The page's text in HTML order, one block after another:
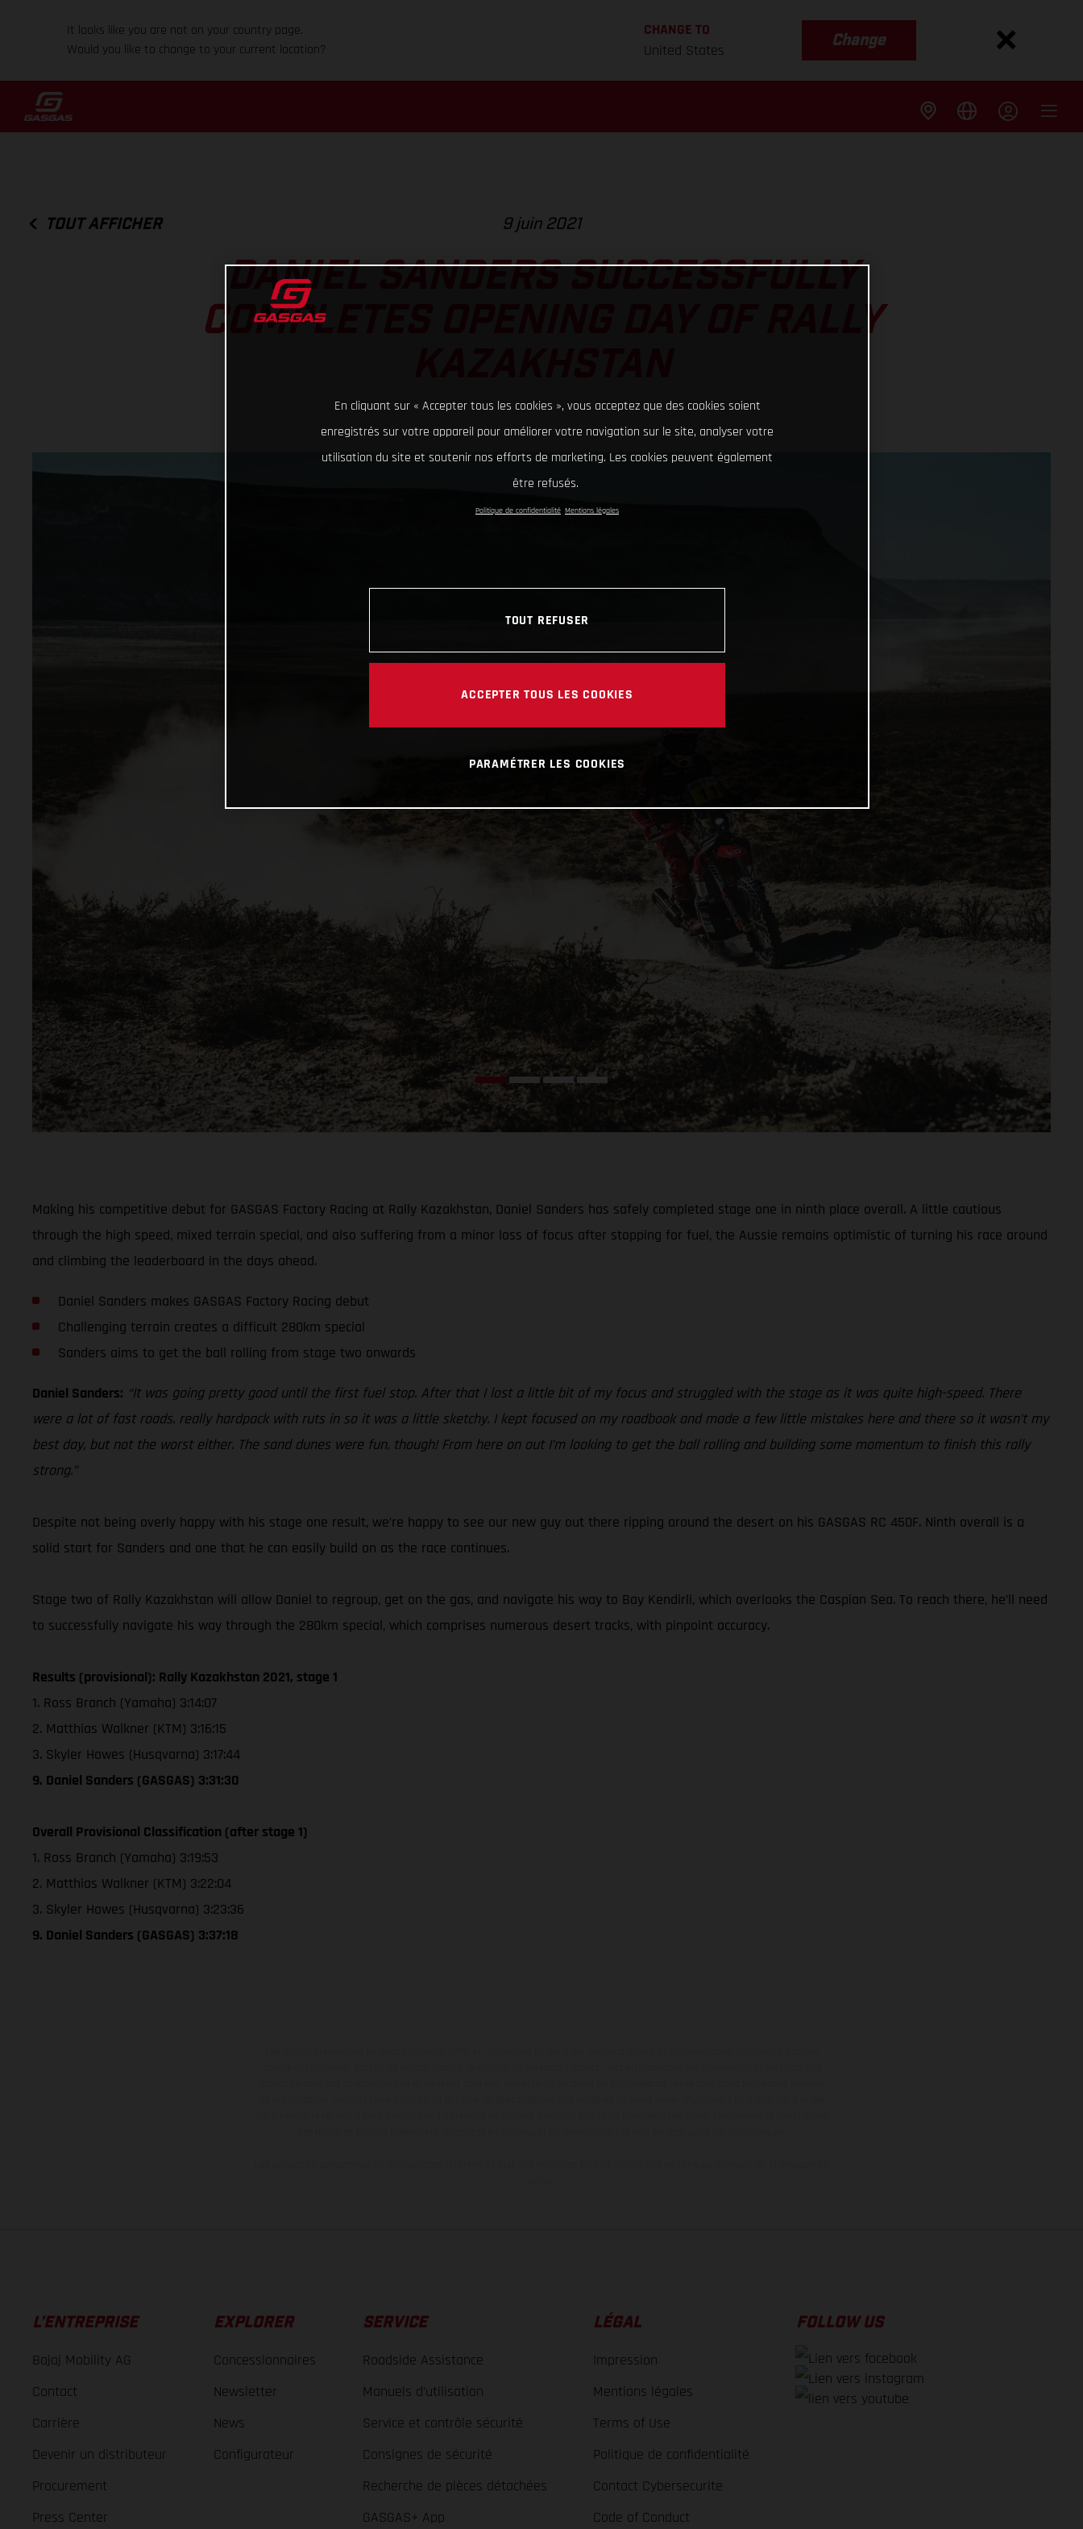
It looks like you are not on your country page.
Would you like to change to your current location?
CHANGE TO
United States
Change
TOUT AFFICHER 9 juin 2021
DANIEL SANDERS SUCCESSFULLY
COMPLETES OPENING DAY OF RALLY
Making his competitive debut for GASGAS Factory Racing at Rally Kazakhstan, Daniel Sanders has safely completed stage one in ninth place overall. A little cautious
through the high speed, mixed terrain special, and also suffering from a minor loss of focus after stopping for fuel, the Aussie remains optimistic of turning his race around
and climbing the leaderboard in the days ahead.
Daniel Sanders makes GASGAS Factory Racing debut
Challenging terrain creates a difficult 280km special
Sanders aims to get the ball rolling from stage two onwards
Daniel Sanders: “It was going pretty good until the first fuel stop. After that I lost a little bit of my focus and struggled with the stage as it was quite high-speed. There
were a lot of fast roads, really hardpack with ruts in so it was a little sketchy. I kept focused on my roadbook and made a few little mistakes here and there so it wasn’t my
best day, but not the worst either. The sand dunes were fun, though! From here on out I’m looking to get the ball rolling and building some momentum to finish this rally
strong.”
Despite not being overly happy with his stage one result, we’re happy to see our new guy out there ripping around the desert on his GASGAS RC 450F. Ninth overall is a
solid start for Sanders and one that he can easily build on as the race continues.
Stage two of Rally Kazakhstan will allow Daniel to regroup, get on the gas, and navigate his way to Bay Kendirli, which overlooks the Caspian Sea. To reach there, he’ll need
to successfully navigate his way through the 280km special, which comprises numerous desert tracks, with pinpoint accuracy.
Results (provisional): Rally Kazakhstan 2021, stage 1
1. Ross Branch (Yamaha) 3:14:07
2. Matthias Walkner (KTM) 3:16:15
3. Skyler Howes (Husqvarna) 3:17:44
9. Daniel Sanders (GASGAS) 3:31:30
Overall Provisional Classification (after stage 1)
1. Ross Branch (Yamaha) 3:19:53
2. Matthias Walkner (KTM) 3:22:04
3. Skyler Howes (Husqvarna) 3:23:36
9. Daniel Sanders (GASGAS) 3:37:18
L’ENTREPRISE
Bajaj Mobility AG
Contact
Carrière
Devenir un distributeur
Procurement
Press Center
EXPLORER
Concessionnaires
Newsletter
News
Configurateur
SERVICE
Roadside Assistance
Manuels d’utilisation
Service et contrôle sécurité
Consignes de sécurité
Recherche de pièces détachées
GASGAS+ App
LÉGAL
Impression
Mentions légales
Terms of Use
Politique de confidentialité
Contact Cybersecurite
Code of Conduct
FOLLOW US
En cliquant sur « Accepter tous les cookies », vous acceptez que des cookies soient
enregistrés sur votre appareil pour améliorer votre navigation sur le site, analyser votre
utilisation du site et soutenir nos efforts de marketing. Les cookies peuvent également
être refusés.
Politique de confidentialité Mentions légales
TOUT REFUSER
ACCEPTER TOUS LES COOKIES
PARAMÉTRER LES COOKIES